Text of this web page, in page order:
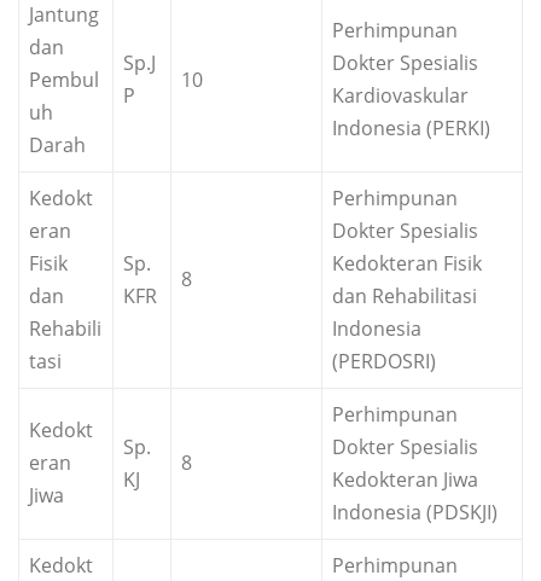
Jantung
dan
Pembul
uh
Darah
Sp.J
P
10
Perhimpunan
Dokter Spesialis
Kardiovaskular
Indonesia (PERKI)
Kedokt
eran
Fisik
dan
Rehabili
tasi
Sp.
KFR
8
Perhimpunan
Dokter Spesialis
Kedokteran Fisik
dan Rehabilitasi
Indonesia
(PERDOSRI)
Kedokt
eran
Jiwa
Sp.
KJ
8
Perhimpunan
Dokter Spesialis
Kedokteran Jiwa
Indonesia (PDSKJI)
Kedokt
Perhimpunan